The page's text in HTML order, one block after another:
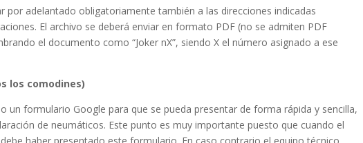
por adelantado obligatoriamente también a las direcciones indicadas
El archivo se deberá enviar en formato PDF (no se admiten PDF
el documento como “Joker nX”, siendo X el número asignado a ese
los comodines)
un formulario Google para que se pueda presentar de forma rápida y sencilla,
de neumáticos. Este punto es muy importante puesto que cuando el